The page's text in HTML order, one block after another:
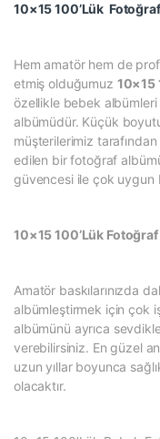
10×15 100’Lük
Hem amatör hem de
etmiş olduğumuz 10×15
özellikle bebek
albümüdür. Küçük
müşterilerimiz
edilen bir fotoğraf
güvencesi ile çok uygun
10×15 100’Lük
Amatör baskılarınızda
albümleştirmek için çok
albümünü ayrıca
verebilirsiniz. En güzel
uzun yıllar boyunca
olacaktır.